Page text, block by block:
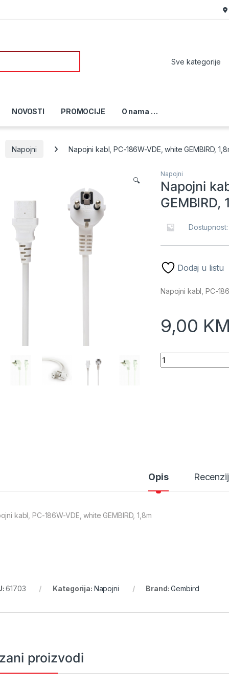
NOVOSTI PROMOCIJE O nama …
Napojni Napojni kabl, PC-186W-VDE, white GEMBIRD,
🔍
Napojni
Napojni
GEMBIRD,
Dodaj u listu
Napojni kabl, PC-
9,00
Napojni kabl, PC-
Opis
kabl, PC-186W-VDE, white GEMBIRD, 1,8m
61703 Kategorija: Napojni Brand:Gembird
proizvodi